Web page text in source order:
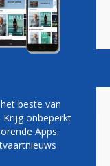
Vacatures
beste van
Krijg onbeperkt
Apps.